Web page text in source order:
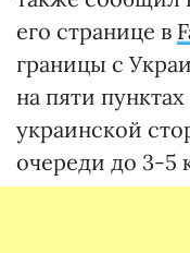
его странице в
границы с
на пяти
украинской
очереди до 3-5